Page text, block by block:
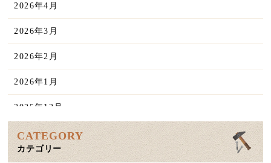
2026年4月
2026年3月
2026年2月
2026年1月
2025年12月
2025年11月
2025年10月
CATEGORY
カテゴリー